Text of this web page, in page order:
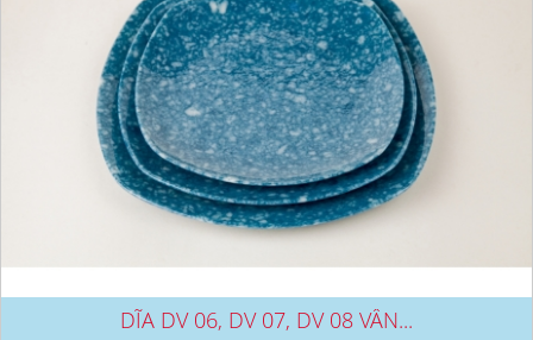
DĨA DV 06, DV 07, DV 08 VÂN...